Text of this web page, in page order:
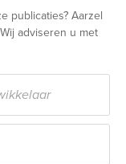
publicaties? Aarzel
adviseren u met